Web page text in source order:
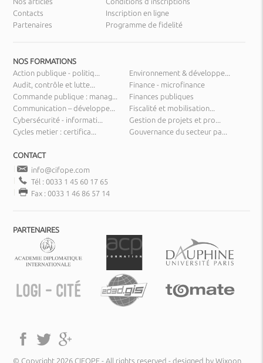
Contacts
Partenaires
Inscription en ligne
Programme de fidelité
NOS FORMATIONS
Action publique - politiq...
Audit, contrôle et lutte...
Commande publique : manag...
Communication – développe...
Cybersécurité - informati...
Cycles metier : certifica...
Environnement & développe...
Finance - microfinance
Finances publiques
Fiscalité et mobilisation...
Gestion de projets et pro...
Gouvernance du secteur pa...
CONTACT
info@cifope.com
Tél : 0033 1 45 60 17 65
Fax : 0033 1 46 86 57 14
PARTENAIRES
© Copyright 2026 CIFOPE - All rights reserved -designed by Wixoon